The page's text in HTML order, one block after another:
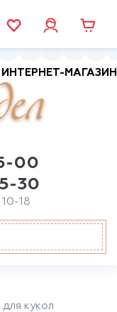
ИНТЕРНЕТ-МАГАЗИН
00
30
18
кукол